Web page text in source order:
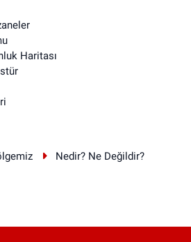
Haritası
Nedir? Ne Değildir?